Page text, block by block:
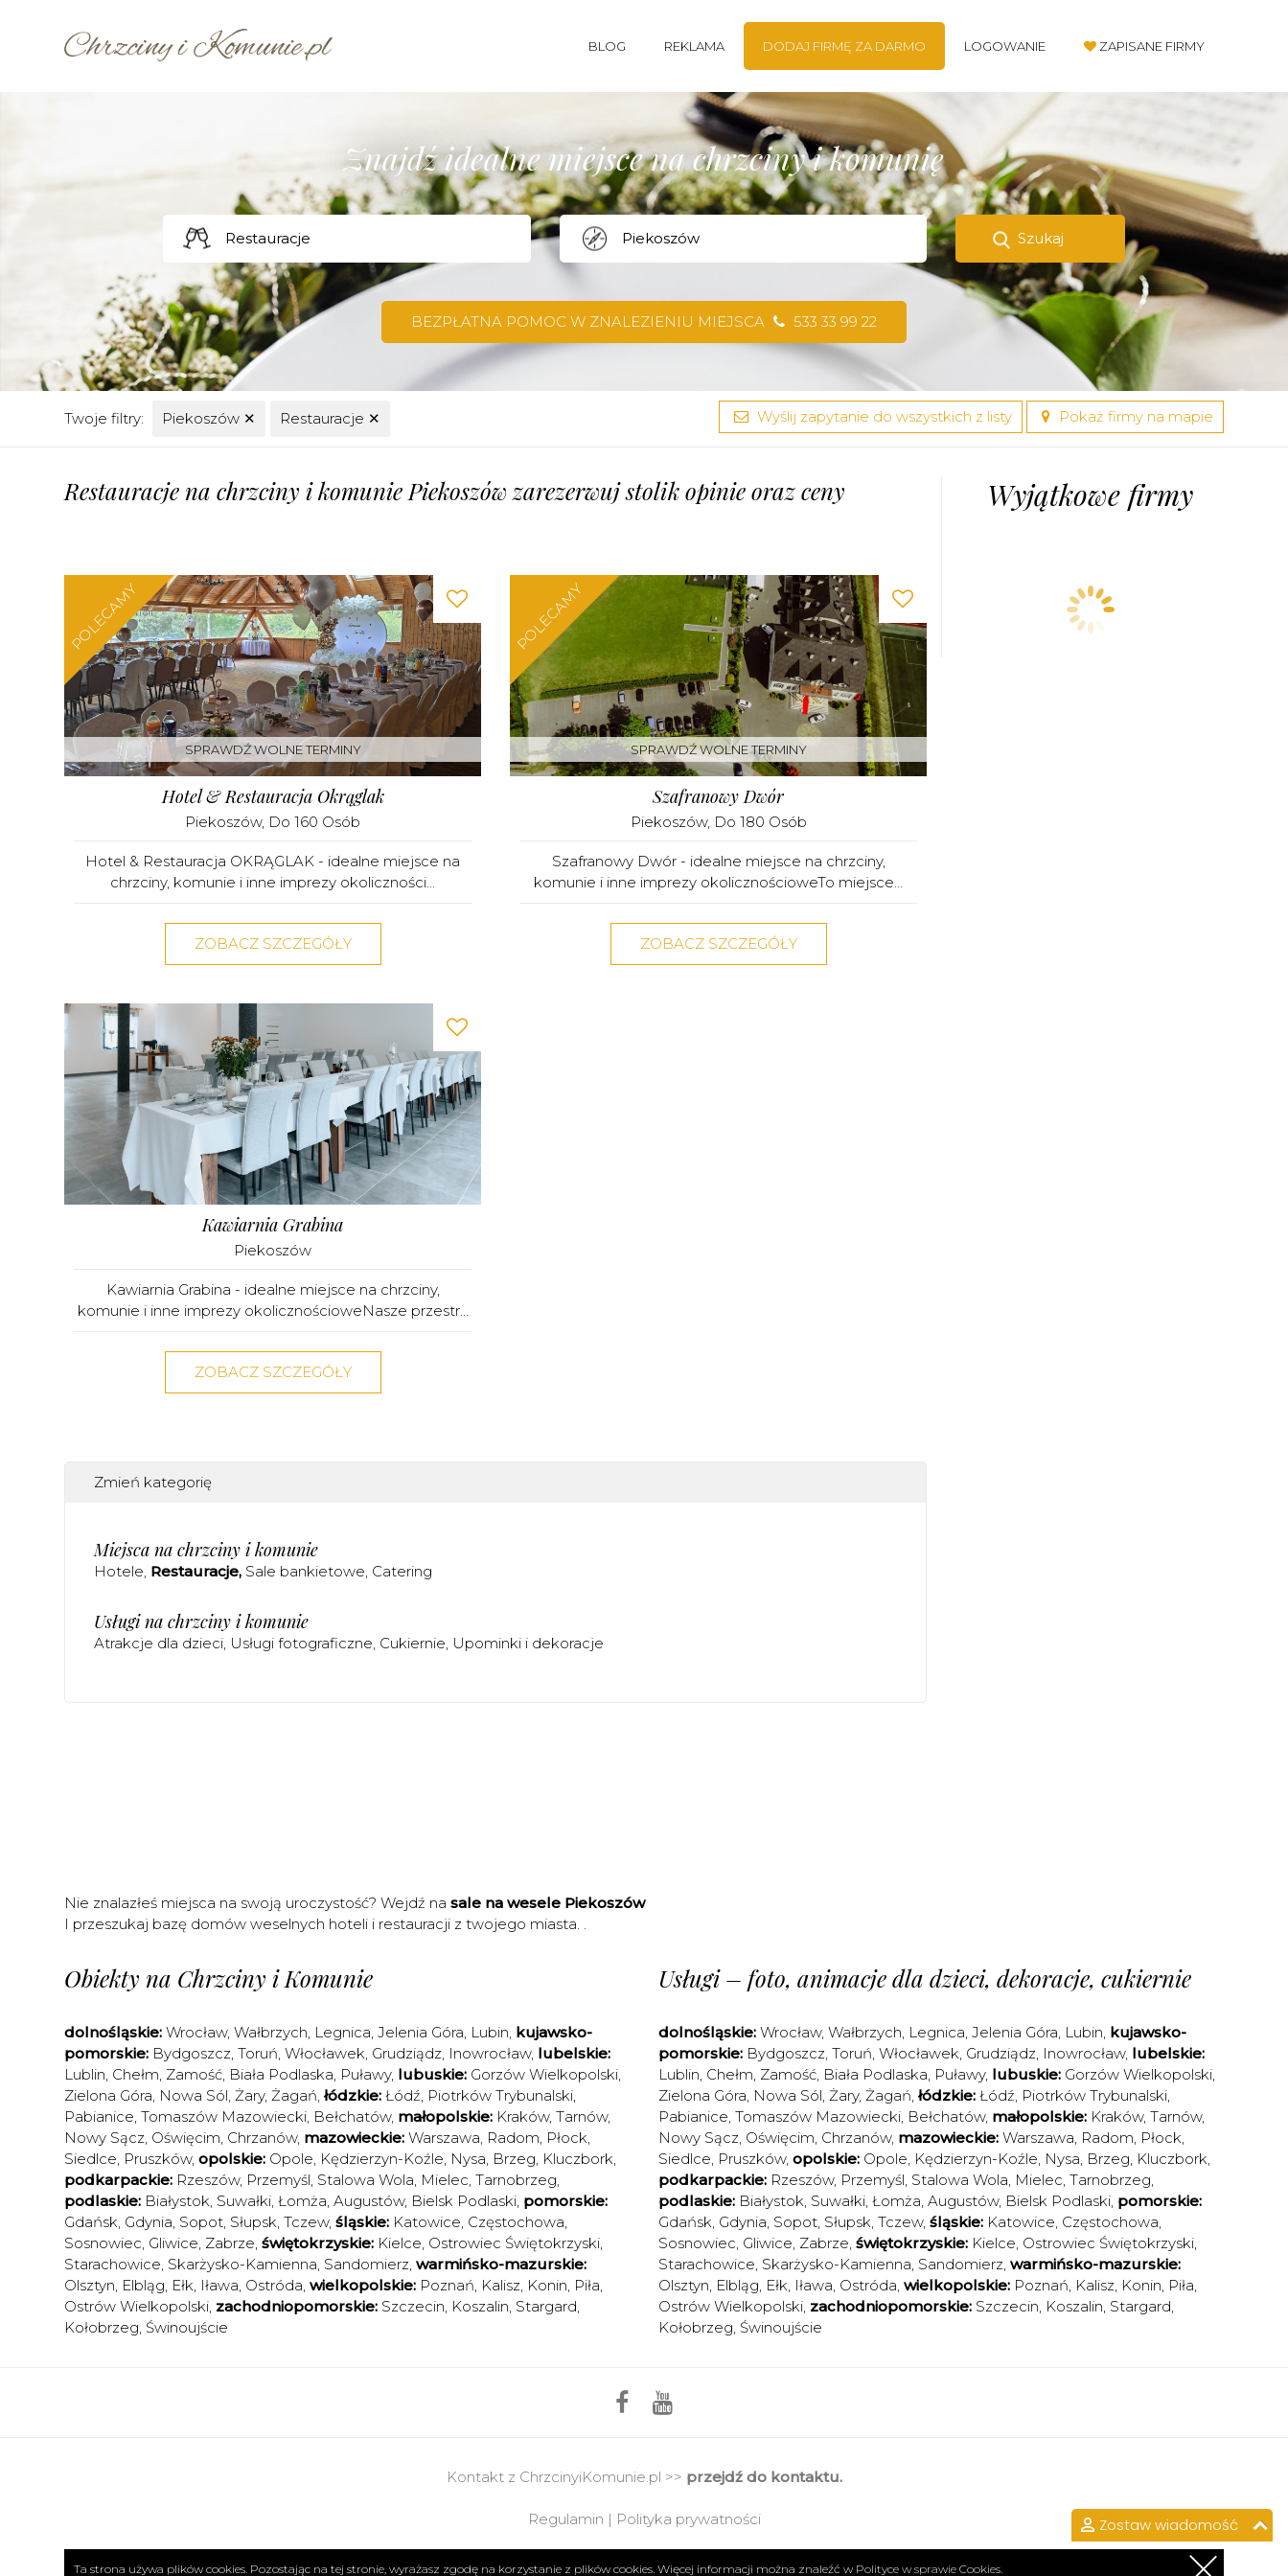
Zostaw wiadomość
BLOG REKLAMA DODAJ FIRMĘ ZA DARMO LOGOWANIE ZAPISANE FIRMY
Znajdź idealne miejsce na chrzciny i komunię
Szukaj
BEZPŁATNA POMOC W ZNALEZIENIU MIEJSCA 533 33 99 22
Twoje filtry: Piekoszów ✕ Restauracje ✕ Wyślij zapytanie do wszystkich z listy Pokaż firmy na mapie
Restauracje na chrzciny i komunie Piekoszów zarezerwuj stolik opinie oraz ceny
POLECAMY
SPRAWDŹ WOLNE TERMINY
Hotel & Restauracja Okrąglak
Piekoszów, Do 160 Osób
Hotel & Restauracja OKRĄGLAK - idealne miejsce na
chrzciny, komunie i inne imprezy okoliczności...
ZOBACZ SZCZEGÓŁY
POLECAMY
SPRAWDŹ WOLNE TERMINY
Szafranowy Dwór
Piekoszów, Do 180 Osób
Szafranowy Dwór - idealne miejsce na chrzciny,
komunie i inne imprezy okolicznościoweTo miejsce...
ZOBACZ SZCZEGÓŁY
Kawiarnia Grabina
Piekoszów
Kawiarnia Grabina - idealne miejsce na chrzciny,
komunie i inne imprezy okolicznościoweNasze przestr...
ZOBACZ SZCZEGÓŁY
Zmień kategorię
Miejsca na chrzciny i komunie
Hotele Restauracje Sale bankietowe Catering
Usługi na chrzciny i komunie
Atrakcje dla dzieci Usługi fotograficzne Cukiernie Upominki i dekoracje
Nie znalazłeś miejsca na swoją uroczystość? Wejdź na sale na wesele Piekoszów
I przeszukaj bazę domów weselnych hoteli i restauracji z twojego miasta. .
Wyjątkowe firmy
Obiekty na Chrzciny i Komunie
dolnośląskie: Wrocław, Wałbrzych, Legnica, Jelenia Góra, Lubin, kujawsko-
pomorskie: Bydgoszcz, Toruń, Włocławek, Grudziądz, Inowrocław, lubelskie:
Lublin, Chełm, Zamość, Biała Podlaska, Puławy, lubuskie: Gorzów Wielkopolski,
Zielona Góra, Nowa Sól, Żary, Żagań, łódzkie: Łódź, Piotrków Trybunalski,
Pabianice, Tomaszów Mazowiecki, Bełchatów, małopolskie: Kraków, Tarnów,
Nowy Sącz, Oświęcim, Chrzanów, mazowieckie: Warszawa, Radom, Płock,
Siedlce, Pruszków, opolskie: Opole, Kędzierzyn-Koźle, Nysa, Brzeg, Kluczbork,
podkarpackie: Rzeszów, Przemyśl, Stalowa Wola, Mielec, Tarnobrzeg,
podlaskie: Białystok, Suwałki, Łomża, Augustów, Bielsk Podlaski, pomorskie:
Gdańsk, Gdynia, Sopot, Słupsk, Tczew, śląskie: Katowice, Częstochowa,
Sosnowiec, Gliwice, Zabrze, świętokrzyskie: Kielce, Ostrowiec Świętokrzyski,
Starachowice, Skarżysko-Kamienna, Sandomierz, warmińsko-mazurskie:
Olsztyn, Elbląg, Ełk, Iława, Ostróda, wielkopolskie: Poznań, Kalisz, Konin, Piła,
Ostrów Wielkopolski, zachodniopomorskie: Szczecin, Koszalin, Stargard,
Kołobrzeg, Świnoujście
Usługi – foto, animacje dla dzieci, dekoracje, cukiernie
dolnośląskie: Wrocław, Wałbrzych, Legnica, Jelenia Góra, Lubin, kujawsko-
pomorskie: Bydgoszcz, Toruń, Włocławek, Grudziądz, Inowrocław, lubelskie:
Lublin, Chełm, Zamość, Biała Podlaska, Puławy, lubuskie: Gorzów Wielkopolski,
Zielona Góra, Nowa Sól, Żary, Żagań, łódzkie: Łódź, Piotrków Trybunalski,
Pabianice, Tomaszów Mazowiecki, Bełchatów, małopolskie: Kraków, Tarnów,
Nowy Sącz, Oświęcim, Chrzanów, mazowieckie: Warszawa, Radom, Płock,
Siedlce, Pruszków, opolskie: Opole, Kędzierzyn-Koźle, Nysa, Brzeg, Kluczbork,
podkarpackie: Rzeszów, Przemyśl, Stalowa Wola, Mielec, Tarnobrzeg,
podlaskie: Białystok, Suwałki, Łomża, Augustów, Bielsk Podlaski, pomorskie:
Gdańsk, Gdynia, Sopot, Słupsk, Tczew, śląskie: Katowice, Częstochowa,
Sosnowiec, Gliwice, Zabrze, świętokrzyskie: Kielce, Ostrowiec Świętokrzyski,
Starachowice, Skarżysko-Kamienna, Sandomierz, warmińsko-mazurskie:
Olsztyn, Elbląg, Ełk, Iława, Ostróda, wielkopolskie: Poznań, Kalisz, Konin, Piła,
Ostrów Wielkopolski, zachodniopomorskie: Szczecin, Koszalin, Stargard,
Kołobrzeg, Świnoujście
Kontakt z ChrzcinyiKomunie.pl >> przejdź do kontaktu.
Regulamin | Polityka prywatności
Ta strona używa plików cookies. Pozostając na tej stronie, wyrażasz zgodę na korzystanie z plików cookies. Więcej informacji można znaleźć w Polityce w sprawie Cookies.